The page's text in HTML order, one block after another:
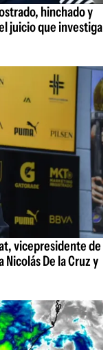
hinchado y
juicio que investiga
vicepresidente de
De la Cruz y